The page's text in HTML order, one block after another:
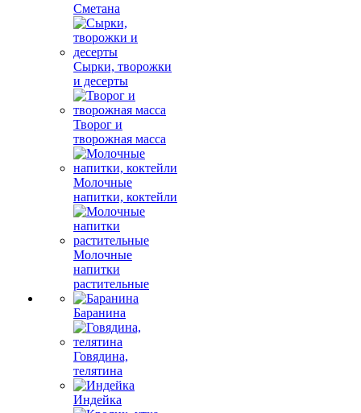
Сметана
Сырки, творожки
и десерты
Творог и
творожная масса
Молочные
напитки, коктейли
Молочные
напитки
растительные
Баранина
Говядина,
телятина
Индейка